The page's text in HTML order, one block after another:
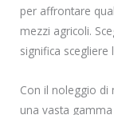
per affrontare
mezzi agricoli.
significa scegliere
Con il noleggio di
una vasta